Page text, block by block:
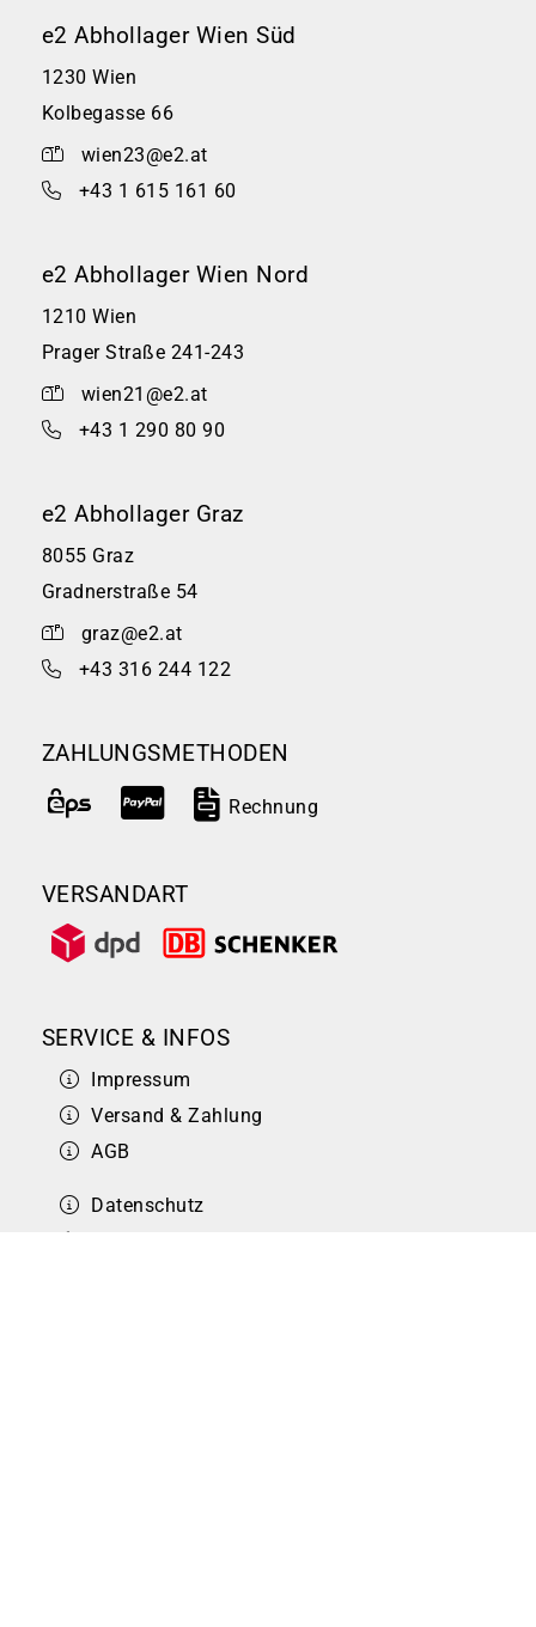
e2 Abhollager Wien Süd
1230 Wien
Kolbegasse 66
wien23@e2.at
+43 1 615 161 60
e2 Abhollager Wien Nord
1210 Wien
Prager Straße 241-243
wien21@e2.at
+43 1 290 80 90
e2 Abhollager Graz
8055 Graz
Gradnerstraße 54
graz@e2.at
+43 316 244 122
ZAHLUNGSMETHODEN
Rechnung
VERSANDART
SERVICE & INFOS
Impressum
Versand & Zahlung
AGB
Datenschutz